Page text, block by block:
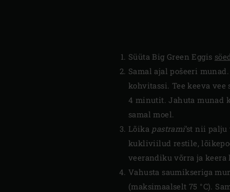
Süüta Big Green Eggis söed
Samal ajal pošeeri
kohvitassi. Tee keeva
4 minutit. Jahuta munad
samal moel.
Lõika pastrami’st nii
kukliviilud restile,
veerandiku võrra ja
Vahusta saumikseriga
(maksimaalselt 75 °C).